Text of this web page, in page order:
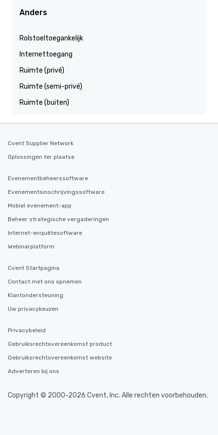
Anders
Rolstoeltoegankelijk
Internettoegang
Ruimte (privé)
Ruimte (semi-privé)
Ruimte (buiten)
Cvent Supplier Network
Oplossingen ter plaatse
Evenementbeheerssoftware
Evenementsinschrijvingssoftware
Mobiel evenement-app
Beheer strategische vergaderingen
Internet-enquêtesoftware
Webinarplatform
Cvent Startpagina
Contact met ons opnemen
Klantondersteuning
Uw privacykeuzen
Privacybeleid
Gebruiksrechtovereenkomst product
Gebruiksrechtovereenkomst website
Adverteren bij ons
Copyright © 2000-2026 Cvent, Inc. Alle rechten voorbehouden.